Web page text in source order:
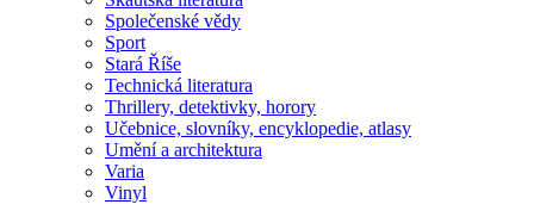
Společenské vědy
Sport
Stará Říše
Technická literatura
Thrillery, detektivky, horory
Učebnice, slovníky, encyklopedie, atlasy
Umění a architektura
Varia
Vinyl